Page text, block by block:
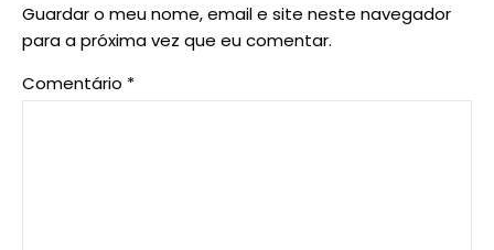
Guardar o meu nome, email e site neste navegador
para a próxima vez que eu comentar.
Comentário *